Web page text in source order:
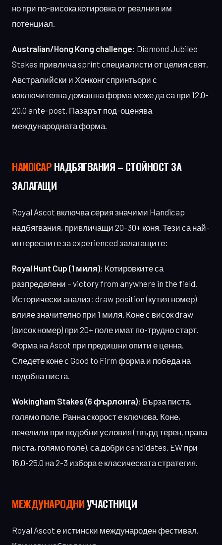
но при по-висока котировка от реалния им
потенциал.
Australian/Hong Kong challenge: Diamond Jubilee
Stakes привлича sprint специалисти от целия свят.
Австралийски и Хонконг спринтьори с
изключителна домашна форма може да са при 12.0-
20.0 ante-post. Пазарът под-оценява
международната форма.
HANDICAPНАДБЯГВАНИЯ – СТОЙНОСТ ЗА
ЗАЛАГАЩИ
Royal Ascot включва серия значими Handicap
надбягвания, привличащи 20-30+ коня. Тези са най-
интересните за experienced залагащите:
Royal Hunt Cup (1 миля): Котировките са
разпределени – victory from anywhere in the field.
Исторически анализ: draw position (кутия номер)
влияе значително при 1 миля. Коне с висок draw
(висок номер) при 20+ поле имат по-трудно старт.
Форма на Ascot при предишни опити е ценна.
Следете коне с Good to Firm форма и победа на
подобна писта.
Wokingham Stakes (6 фърлонга): Бърза писта,
голямо поле. Ранна скорост е ключова. Коне,
печелили при подобни условия (твърд терен, права
писта, голямо поле), са добри candidates. EW при
16.0-25.0 на 2-3 избора е класическата стратегия.
МЕЖДУНАРОДНИУЧАСТНИЦИ
Royal Ascot е истински международен фестивал.